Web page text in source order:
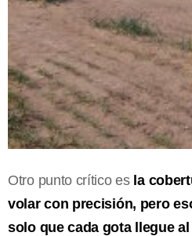
Otro punto crítico es la
volar con precisión, pero
solo que cada gota llegue